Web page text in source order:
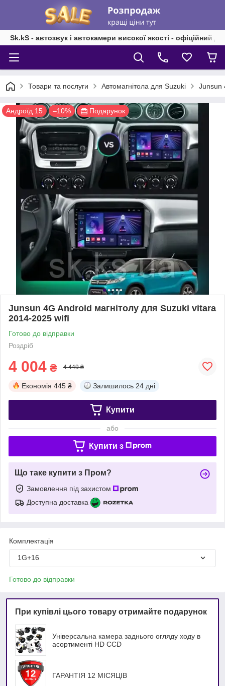
Sk.kS - автозвук і автокамери високої якості - офіційний
Товари та послуги Автомагнітола для Suzuki Junsun
Андроїд 15 –10% Подарунок
Junsun 4G Android магнітолу для Suzuki vitara
2014-2025 wifi
Готово до відправки
Роздріб
4 004 ₴ 4 449 ₴
Економія 445 ₴ Залишилось 24 дні
Купити
або
Купити з
Що таке купити з Пром?
Замовлення під захистом
Доступна доставка
Комплектація
1G+16
Готово до відправки
При купівлі цього товару отримайте подарунок
Універсальна камера заднього огляду ходу в
асортименті HD ССD
ГАРАНТІЯ 12 МІСЯЦІВ